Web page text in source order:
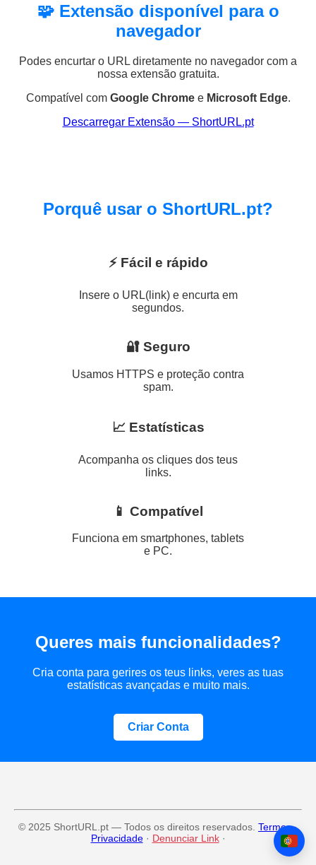
🧩 Extensão disponível para o
navegador
Podes encurtar o URL diretamente no navegador com a
nossa extensão gratuita.
Compatível com Google Chromee Microsoft Edge.
Descarregar Extensão — ShortURL.pt
Porquê usar o ShortURL.pt?
⚡ Fácil e rápido
Insere o URL(link) e encurta em
segundos.
🔐 Seguro
Usamos HTTPS e proteção contra
spam.
📈 Estatísticas
Acompanha os cliques dos teus
links.
📱 Compatível
Funciona em smartphones, tablets
e PC.
Queres mais funcionalidades?
Cria conta para gerires os teus links, veres as tuas
estatísticas avançadas e muito mais.
Criar Conta
© 2025 ShortURL.pt — Todos os direitos reservados. Termos·
Privacidade· Denunciar Link·